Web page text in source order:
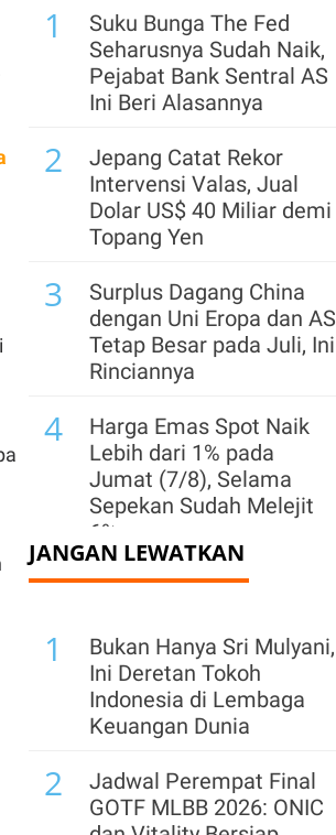
1
Suku Bunga The Fed
Seharusnya Sudah Naik,
Pejabat Bank Sentral AS
Ini Beri Alasannya
2
Jepang Catat Rekor
Intervensi Valas, Jual
Dolar US$ 40 Miliar demi
Topang Yen
3
Surplus Dagang China
dengan Uni Eropa dan AS
Tetap Besar pada Juli, Ini
Rinciannya
4
Harga Emas Spot Naik
Lebih dari 1% pada
Jumat (7/8), Selama
Sepekan Sudah Melejit
6%
5
Emas Spot Stabil Jumat
Kenaikan Mingguan
Terbesar Sejak 2026
Aturan Baru India
Guncang Bisnis
Minuman Energi,
Termasuk PepsiCo dan
Red Bull
JANGAN LEWATKAN
1
Bukan Hanya Sri Mulyani,
Ini Deretan Tokoh
Indonesia di Lembaga
Keuangan Dunia
2
Jadwal Perempat Final
GOTF MLBB 2026: ONIC